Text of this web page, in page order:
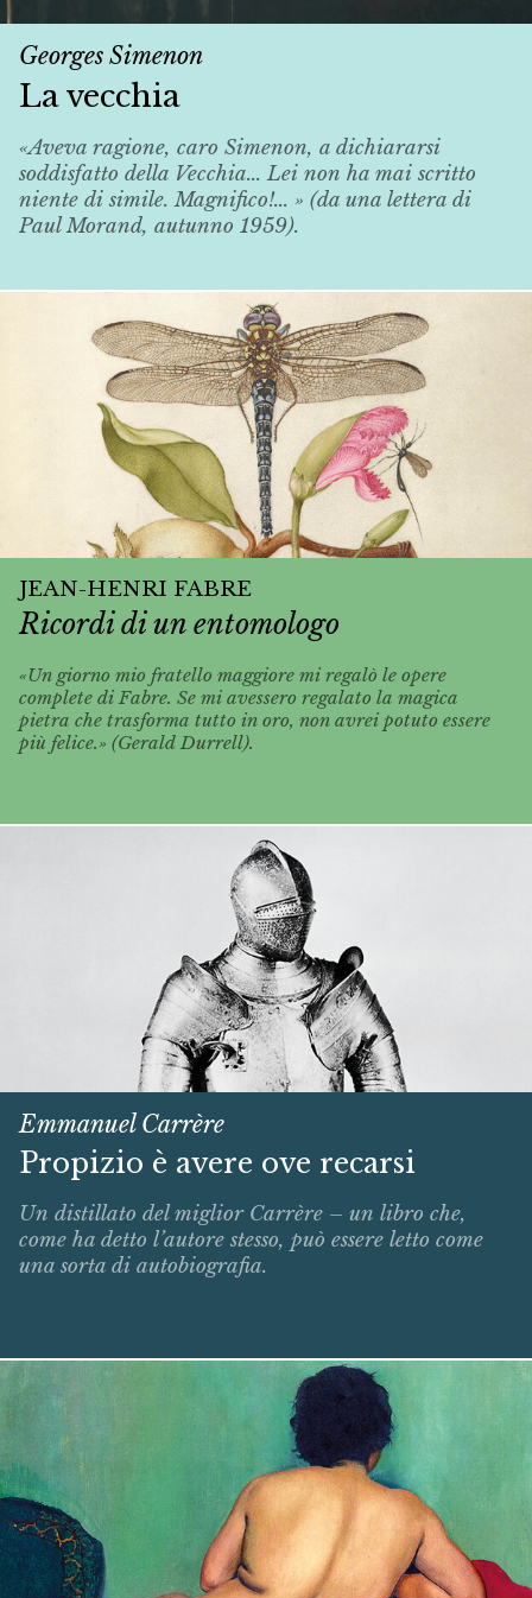
Georges Simenon
La vecchia
«Aveva ragione, caro Simenon, a dichiararsi
soddisfatto della Vecchia... Lei non ha mai scritto
niente di simile. Magnifico!... » (da una lettera di
Paul Morand, autunno 1959).
JEAN-HENRI FABRE
Ricordi di un entomologo
«Un giorno mio fratello maggiore mi regalò le opere
complete di Fabre. Se mi avessero regalato la magica
pietra che trasforma tutto in oro, non avrei potuto essere
più felice.» (Gerald Durrell).
Emmanuel Carrère
Propizio è avere ove recarsi
Un distillato del miglior Carrère – un libro che,
come ha detto l’autore stesso, può essere letto come
una sorta di autobiografia.